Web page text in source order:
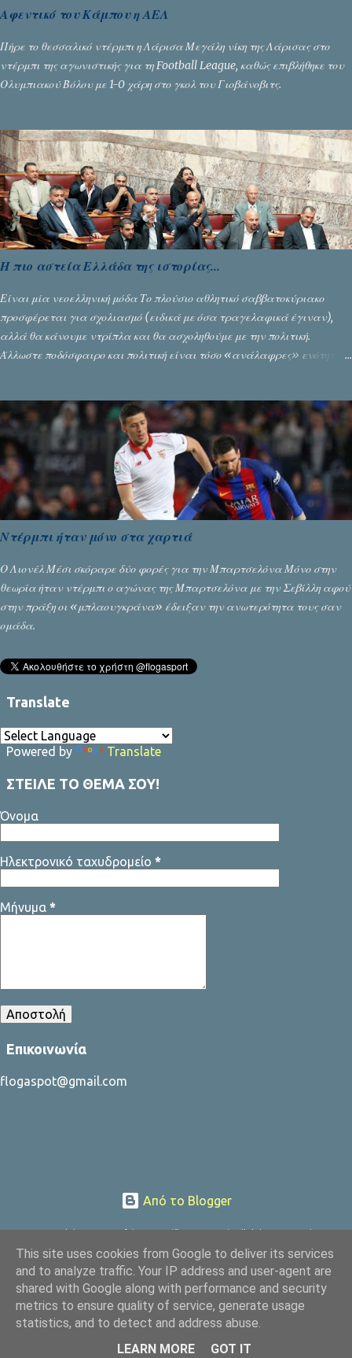
Αφεντικό του Κάμπου η ΑΕΛ
Πήρε το θεσσαλικό ντέρμπι η Λάρισα Μεγάλη νίκη της Λάρισας στο
ντέρμπι της αγωνιστικής για τη Football League, καθώς επιβλήθηκε του
Ολυμπιακού Βόλου με 1-0 χάρη στο γκολ του Γιοβάνοβιτς.
Η πιο αστεία Ελλάδα της ιστορίας...
Είναι μία νεοελληνική μόδα Το πλούσιο αθλητικό σαββατοκύριακο
προσφέρεται για σχολιασμό (ειδικά με όσα τραγελαφικά έγιναν),
αλλά θα κάνουμε ντρίπλα και θα ασχοληθούμε με την πολιτική.
Άλλωστε ποδόσφαιρο και πολιτική είναι τόσο «ανάλαφρες» ενότητες
Ντέρμπι ήταν μόνο στα χαρτιά
Ο Λιονέλ Μέσι σκόραρε δύο φορές για την Μπαρτσελόνα Μόνο στην
θεωρία ήταν ντέρμπι ο αγώνας της Μπαρτσελόνα με την Σεβίλλη αφού
στην πράξη οι «μπλαουγκράνα» έδειξαν την ανωτερότητα τους σαν
ομάδα.
Translate
Powered by Translate
ΣΤΕΙΛΕ ΤΟ ΘΕΜΑ ΣΟΥ!
Όνομα
Ηλεκτρονικό ταχυδρομείο *
Μήνυμα *
Επικοινωνία
flogaspot@gmail.com
Από το Blogger
Copyright © 2025 ΦλόγαSport (flogasport.gr), All rights reserved
This site uses cookies from Google to deliver its services
and to analyze traffic. Your IP address and user-agent are
shared with Google along with performance and security
metrics to ensure quality of service, generate usage
statistics, and to detect and address abuse.
LEARN MORE
GOT IT